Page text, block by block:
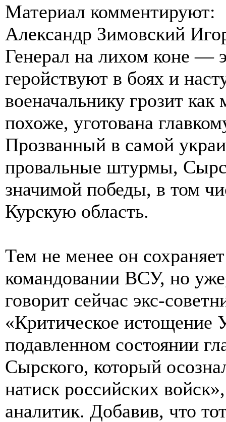
Материал комментируют:
Александр Зимовский
Генерал на лихом коне —
геройствуют в боях и
военачальнику грозит
похоже, уготована
Прозванный в самой
провальные штурмы,
значимой победы, в том
Курскую область.
Тем не менее он
командовании ВСУ, но
говорит сейчас экс-
«Критическое истощение
подавленном состоянии
Сырского, который
натиск российских
аналитик. Добавив, что